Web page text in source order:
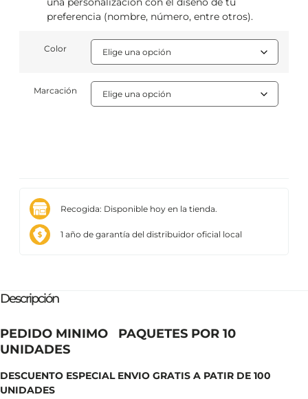
preferencia (nombre, número, entre otros).
Color
Marcación
Recogida: Disponible hoy en la tienda.
1 año de garantía del distribuidor oficial local
Descripción
PEDIDO MINIMO PAQUETES POR 10
UNIDADES
DESCUENTO ESPECIAL ENVIO GRATIS A PATIR DE 100
UNIDADES